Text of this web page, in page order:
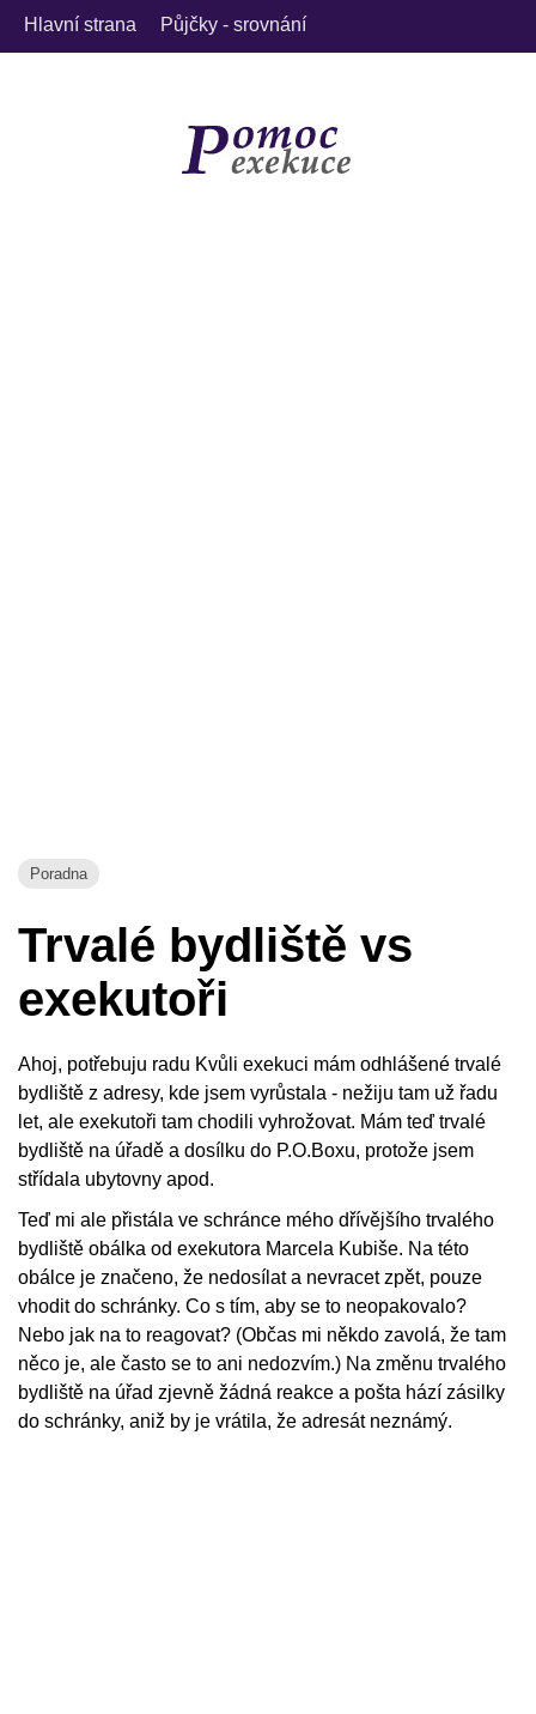
Hlavní strana Půjčky - srovnání
Poradna
Trvalé bydliště vs
exekutoři
Ahoj, potřebuju radu Kvůli exekuci mám odhlášené trvalé
bydliště z adresy, kde jsem vyrůstala - nežiju tam už řadu
let, ale exekutoři tam chodili vyhrožovat. Mám teď trvalé
bydliště na úřadě a dosílku do P.O.Boxu, protože jsem
střídala ubytovny apod.
Teď mi ale přistála ve schránce mého dřívějšího trvalého
bydliště obálka od exekutora Marcela Kubiše. Na této
obálce je značeno, že nedosílat a nevracet zpět, pouze
vhodit do schránky. Co s tím, aby se to neopakovalo?
Nebo jak na to reagovat? (Občas mi někdo zavolá, že tam
něco je, ale často se to ani nedozvím.) Na změnu trvalého
bydliště na úřad zjevně žádná reakce a pošta hází zásilky
do schránky, aniž by je vrátila, že adresát neznámý.